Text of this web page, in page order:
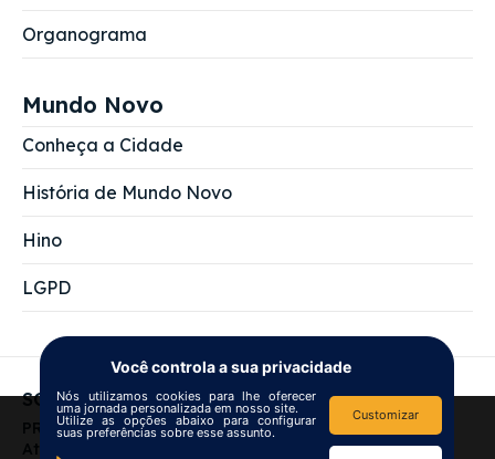
We use cookiesto improve your
Organograma
Mundo Novo
Conheça a Cidade
História de Mundo Novo
Hino
LGPD
SOBRE NÓS
PREFEITURA MUNICIPAL DE MUNDO NOVO
Atendimento das 7:00 às 13:00
Você controla a sua privacidade
Nós utilizamos cookies para lhe oferecer
uma jornada personalizada em nosso site.
Utilize as opções abaixo para configurar
suas preferências sobre esse assunto.
Customizar